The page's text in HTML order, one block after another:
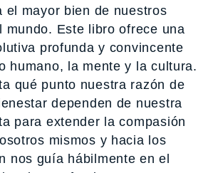
el mayor bien de nuestros
mundo. Este libro ofrece una
profunda y convincente
humano, la mente y la cultura.
qué punto nuestra razón de
dependen de nuestra
para extender la compasión
mismos y hacia los
nos guía hábilmente en el